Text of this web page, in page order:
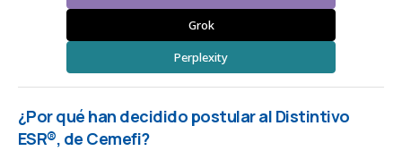
Grok
Perplexity
¿Por qué han decidido postular al Distintivo
ESR®, de Cemefi?